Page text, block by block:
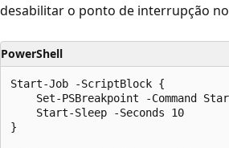
desabilitar o ponto de interrupção
PowerShell
Start-Job -ScriptBlock {
Set-PSBreakpoint -Command
    Start-Sleep -Seconds 10
}